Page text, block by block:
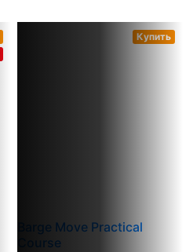
Купить
Barge Move Practical
Course